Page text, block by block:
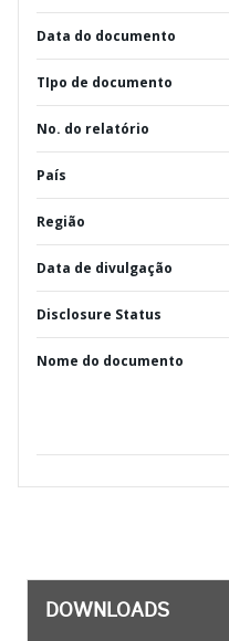
Data do documento
TIpo de documento
No. do relatório
País
Região
Data de divulgação
Disclosure Status
Nome do documento
DOWNLOADS